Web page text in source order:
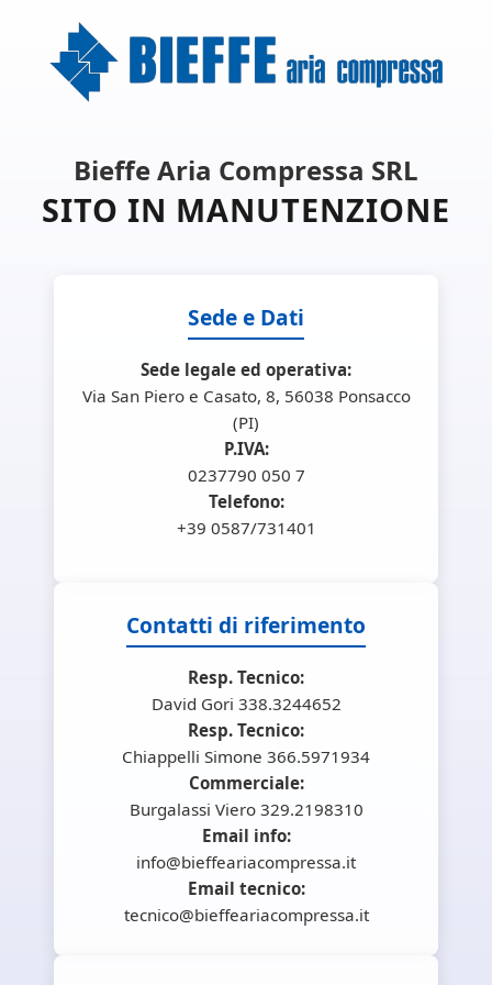
Bieffe Aria Compressa SRL
SITO IN MANUTENZIONE
Sede e Dati
Sede legale ed operativa:
Via San Piero e Casato, 8, 56038 Ponsacco
(PI)
P.IVA:
0237790 050 7
Telefono:
+39 0587/731401
Contatti di riferimento
Resp. Tecnico:
David Gori 338.3244652
Resp. Tecnico:
Chiappelli Simone 366.5971934
Commerciale:
Burgalassi Viero 329.2198310
Email info:
info@bieffeariacompressa.it
Email tecnico:
tecnico@bieffeariacompressa.it